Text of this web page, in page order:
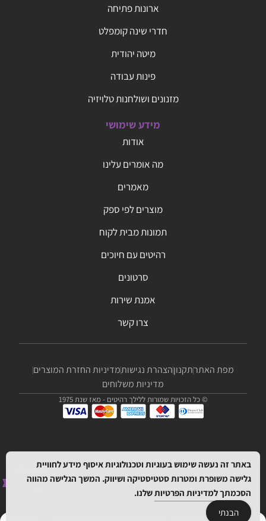
ארונות פתיחה
חדרי שינה קומפלט
מיטה יהודית
פינות עבודה
מזנונים ושולחנות טלויזיה
מידע שימושי
אודות
מה אומרים עלינו
מאמרים
מוצרים לפי ספק
תמונות מבית לקוח
רהיטים עם חיוכים
סרטונים
אמנת שירות
צרו קשר
מפת האתרתקנוןהצהרת נגישותמדיניות החזרת המוצרים
מדיניות משלוחים
© כל הזכויות שמורות ללילך רהיטים - מאז שנת 1975
באתר זה נעשה שימוש בעוגיות וטכנולוגיות איסוף מידע לחוויית
גלישה משופרת ומטרות סטטיסטיקה ושיווק. המשך הגלישה מהווה
הסכמתךלמדיניות הפרטיותשלנו.
הבנתי